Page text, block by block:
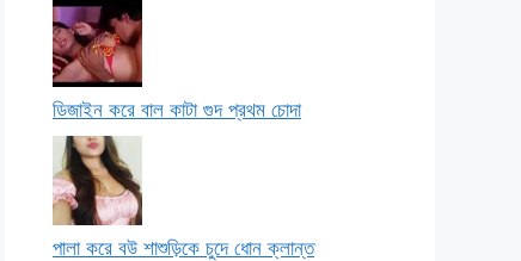
ডিজাইন করে বাল কাটা গুদ প্রথম চোদা
পালা করে বউ শাশুড়িকে চুদে ধোন ক্লান্ত